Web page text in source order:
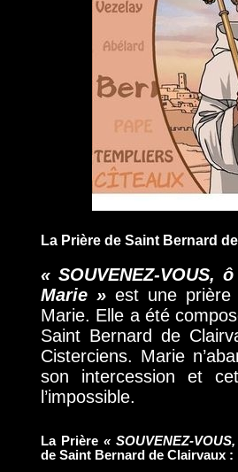
La Prière de Saint Bernard
« SOUVENEZ-VOUS,
Marie »est une prière
Marie. Elle a été
Saint Bernard de
Cisterciens. Marie
son intercession et
l’impossible.
La Prière« SOUVENEZ-
de Saint Bernard de Clairvaux :